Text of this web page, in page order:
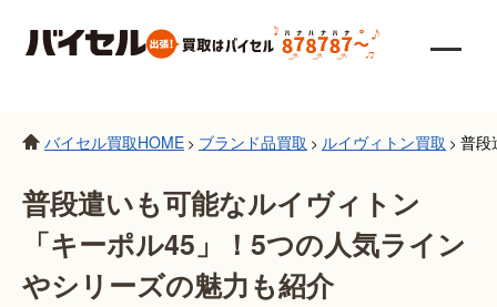
バイセル買取HOME > ブランド品買取 > ルイヴィトン買取 > 普段
普段遣いも可能なルイヴィトン
「キーポル45」！5つの人気ライン
やシリーズの魅力も紹介